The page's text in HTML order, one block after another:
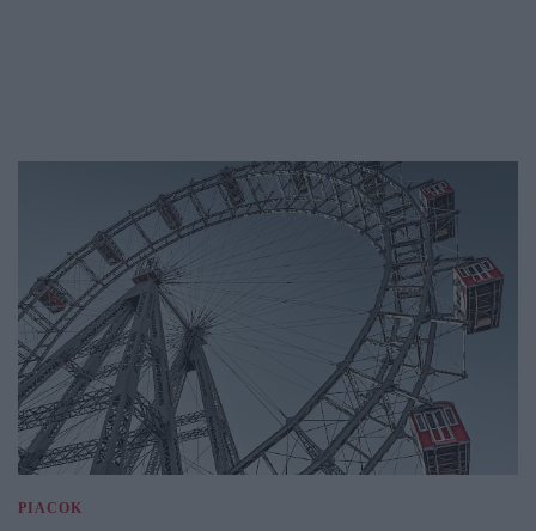
PIACOK